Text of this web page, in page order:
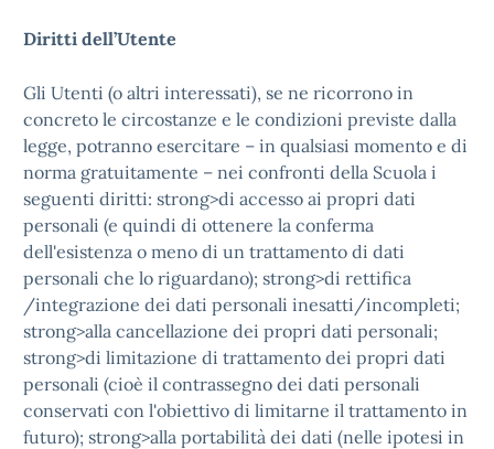
Diritti dell’Utente
Gli Utenti (o altri interessati), se ne ricorrono in
concreto le circostanze e le condizioni previste dalla
legge, potranno esercitare – in qualsiasi momento e di
norma gratuitamente – nei confronti della Scuola i
seguenti diritti: strong>di accesso ai propri dati
personali (e quindi di ottenere la conferma
dell'esistenza o meno di un trattamento di dati
personali che lo riguardano); strong>di rettifica
/integrazione dei dati personali inesatti/incompleti;
strong>alla cancellazione dei propri dati personali;
strong>di limitazione di trattamento dei propri dati
personali (cioè il contrassegno dei dati personali
conservati con l'obiettivo di limitarne il trattamento in
futuro); strong>alla portabilità dei dati (nelle ipotesi in